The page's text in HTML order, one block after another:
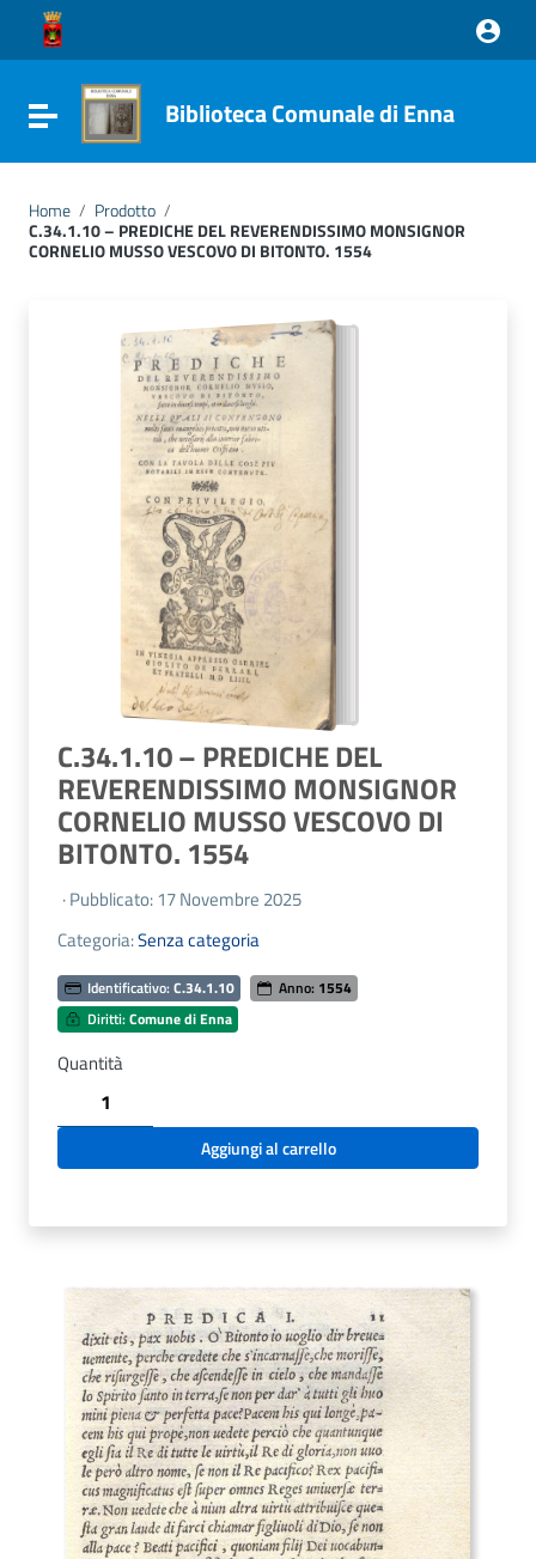
Vai ai contenuti
Vai al menu di navigazione
Vai al footer
Attiva / disattiva la navigazione
Biblioteca Comunale di Enna
Home / Prodotto /
C.34.1.10 – PREDICHE DEL REVERENDISSIMO MONSIGNOR
CORNELIO MUSSO VESCOVO DI BITONTO. 1554
C.34.1.10 – PREDICHE DEL
REVERENDISSIMO MONSIGNOR
CORNELIO MUSSO VESCOVO DI
BITONTO. 1554
· Pubblicato: 17 Novembre 2025
Categoria:Senza categoria
Identificativo: C.34.1.10 Anno: 1554
Diritti:Comune di Enna
Quantità
C.34.1.10
PREDICHE
DEL
CORNELIO
DI
BITONTO.
1554
quantità
Aggiungi al carrello